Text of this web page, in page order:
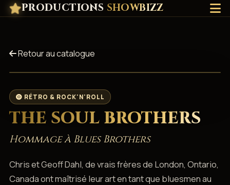
PRODUCTIONS SHOWBIZZ
Retour au catalogue
RÉTRO & ROCK'N'ROLL
THE SOUL BROTHERS
Hommage à Blues Brothers
Chris et Geoff Dahl, de vrais frères de London, Ontario,
Canada ont maîtrisé leur art en tant que bluesmen au